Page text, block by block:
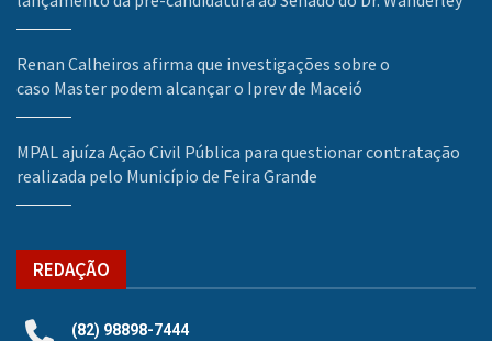
Renan Calheiros afirma que investigações sobre o
caso Master podem alcançar o Iprev de Maceió
MPAL ajuíza Ação Civil Pública para questionar contratação
realizada pelo Município de Feira Grande
REDAÇÃO
(82) 98898-7444